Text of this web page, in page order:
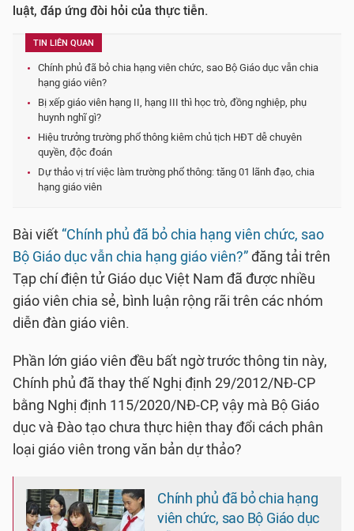
luật, đáp ứng đòi hỏi của thực tiễn.
TIN LIÊN QUAN
Chính phủ đã bỏ chia hạng viên chức, sao Bộ Giáo dục vẫn chia
hạng giáo viên?
Bị xếp giáo viên hạng II, hạng III thì học trò, đồng nghiệp, phụ
huynh nghĩ gì?
Hiệu trưởng trường phổ thông kiêm chủ tịch HĐT dễ chuyên
quyền, độc đoán
Dự thảo vị trí việc làm trường phổ thông: tăng 01 lãnh đạo, chia
hạng giáo viên
Bài viết “Chính phủ đã bỏ chia hạng viên chức, sao
Bộ Giáo dục vẫn chia hạng giáo viên?”đăng tải trên
Tạp chí điện tử Giáo dục Việt Nam đã được nhiều
giáo viên chia sẻ, bình luận rộng rãi trên các nhóm
diễn đàn giáo viên.
Phần lớn giáo viên đều bất ngờ trước thông tin này,
Chính phủ đã thay thế Nghị định 29/2012/NĐ-CP
bằng Nghị định 115/2020/NĐ-CP, vậy mà Bộ Giáo
dục và Đào tạo chưa thực hiện thay đổi cách phân
loại giáo viên trong văn bản dự thảo?
Chính phủ đã bỏ chia hạng
viên chức, sao Bộ Giáo dục